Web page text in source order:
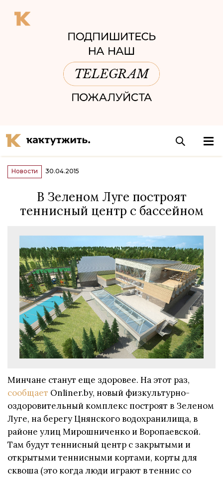
Новости 30.04.2015
В Зеленом Луге построят
теннисный центр с бассейном
Минчане станут еще здоровее. На этот раз,
сообщает Onliner.by, новый физкультурно-
оздоровительный комплекс построят в Зеленом
Луге, на берегу Цнянского водохранилища, в
районе улиц Мирошниченко и Воропаевской.
Там будут теннисный центр с закрытыми и
открытыми теннисными кортами, корты для
сквоша (это когда люди играют в теннис со